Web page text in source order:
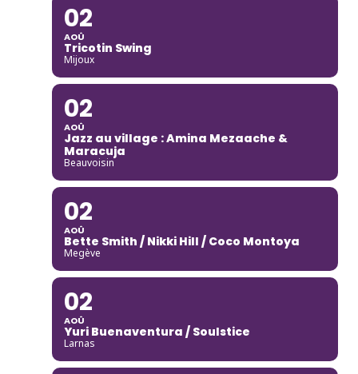
02
AOÛ
Tricotin Swing
Mijoux
02
AOÛ
Jazz au village : Amina Mezaache &
Maracuja
Beauvoisin
02
AOÛ
Bette Smith / Nikki Hill / Coco Montoya
Megève
02
AOÛ
Yuri Buenaventura / Soulstice
Larnas